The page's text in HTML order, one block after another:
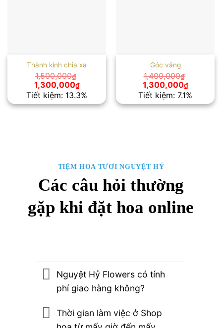
Thành kính chia xa
1,500,000₫
Giá
gốc
là:
1,500,000₫.
1,300,000₫Giá
hiện
tại
là:
Tiết kiệm: 13.3%
Góc vắng
1,400,000₫
Giá
gốc
là:
1,400,000₫.
1,300,000₫Giá
hiện
tại
là:
Tiết kiệm: 7.1%
TIỆM HOA TƯƠI NGUYỆT HỶ
Các câu hỏi thường
gặp khi đặt hoa online
Nguyệt Hỷ Flowers có tính
phí giao hàng không?
Thời gian làm việc ở Shop